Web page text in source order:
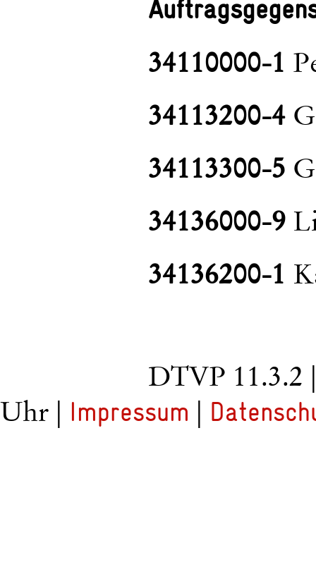
34110000-1
34113200-4
34113300-5
34136000-9
34136200-1
DTVP 11.3.2
Uhr | Impressum |